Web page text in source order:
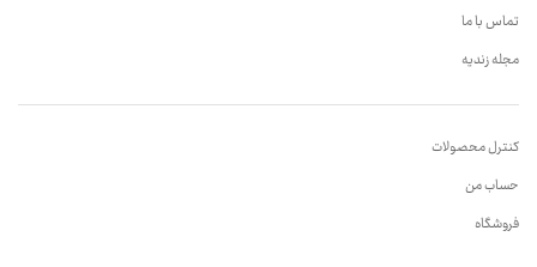
تماس با ما
مجله زندیه
کنترل محصولات
حساب من
فروشگاه